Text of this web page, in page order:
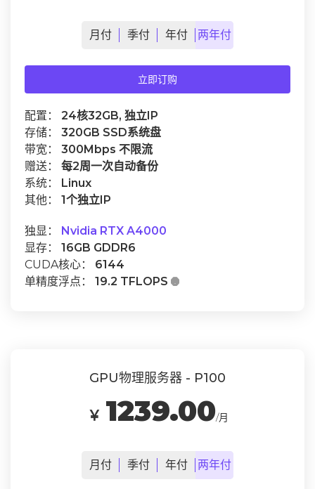
月 付 季付 年付 两年付
立即订购
配置： 24核32GB, 独立IP
存储： 320GB SSD系统盘
带宽： 300Mbps 不限流
赠送： 每2周一次自动备份
系统： Linux
其他： 1个独立IP
独显： Nvidia RTX A4000
显存： 16GB GDDR6
CUDA核心： 6144
单精度浮点： 19.2 TFLOPS 
GPU物理服务器 - P100
￥ 1239.00/月
月 付 季付 年付 两年付